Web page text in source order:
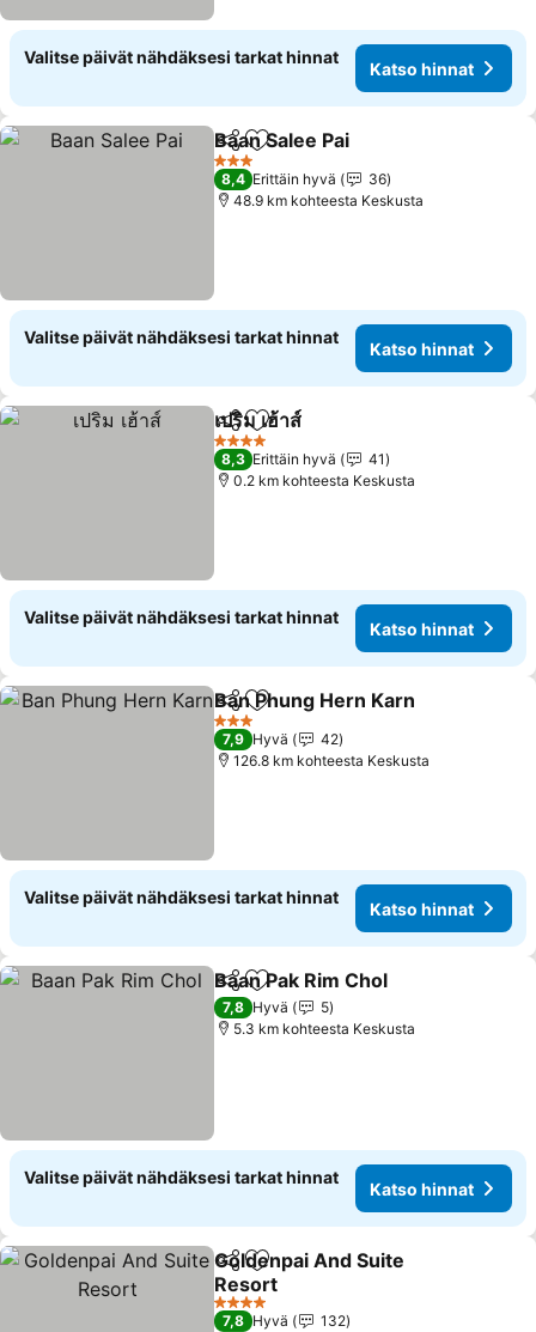
Valitse päivät nähdäksesi tarkat hinnat
Katso hinnat
Jaa Lisää suosikkeihin
Baan Salee Pai
3 Tähtiluokitus
8,4 Erittäin hyvä
36
48.9 km kohteesta Keskusta
Valitse päivät nähdäksesi tarkat hinnat
Katso hinnat
Jaa Lisää suosikkeihin
เปริม เฮ้าส์
4 Tähtiluokitus
8,3 Erittäin hyvä
41
0.2 km kohteesta Keskusta
Valitse päivät nähdäksesi tarkat hinnat
Katso hinnat
Jaa Lisää suosikkeihin
Ban Phung Hern Karn
3 Tähtiluokitus
7,9 Hyvä
42
126.8 km kohteesta Keskusta
Valitse päivät nähdäksesi tarkat hinnat
Katso hinnat
Jaa Lisää suosikkeihin
Baan Pak Rim Chol
7,8 Hyvä
5
5.3 km kohteesta Keskusta
Valitse päivät nähdäksesi tarkat hinnat
Katso hinnat
Jaa Lisää suosikkeihin
Goldenpai And Suite
Resort
4 Tähtiluokitus
7,8 Hyvä
132